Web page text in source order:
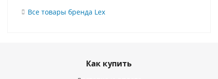
Все товары бренда Lex
Как купить